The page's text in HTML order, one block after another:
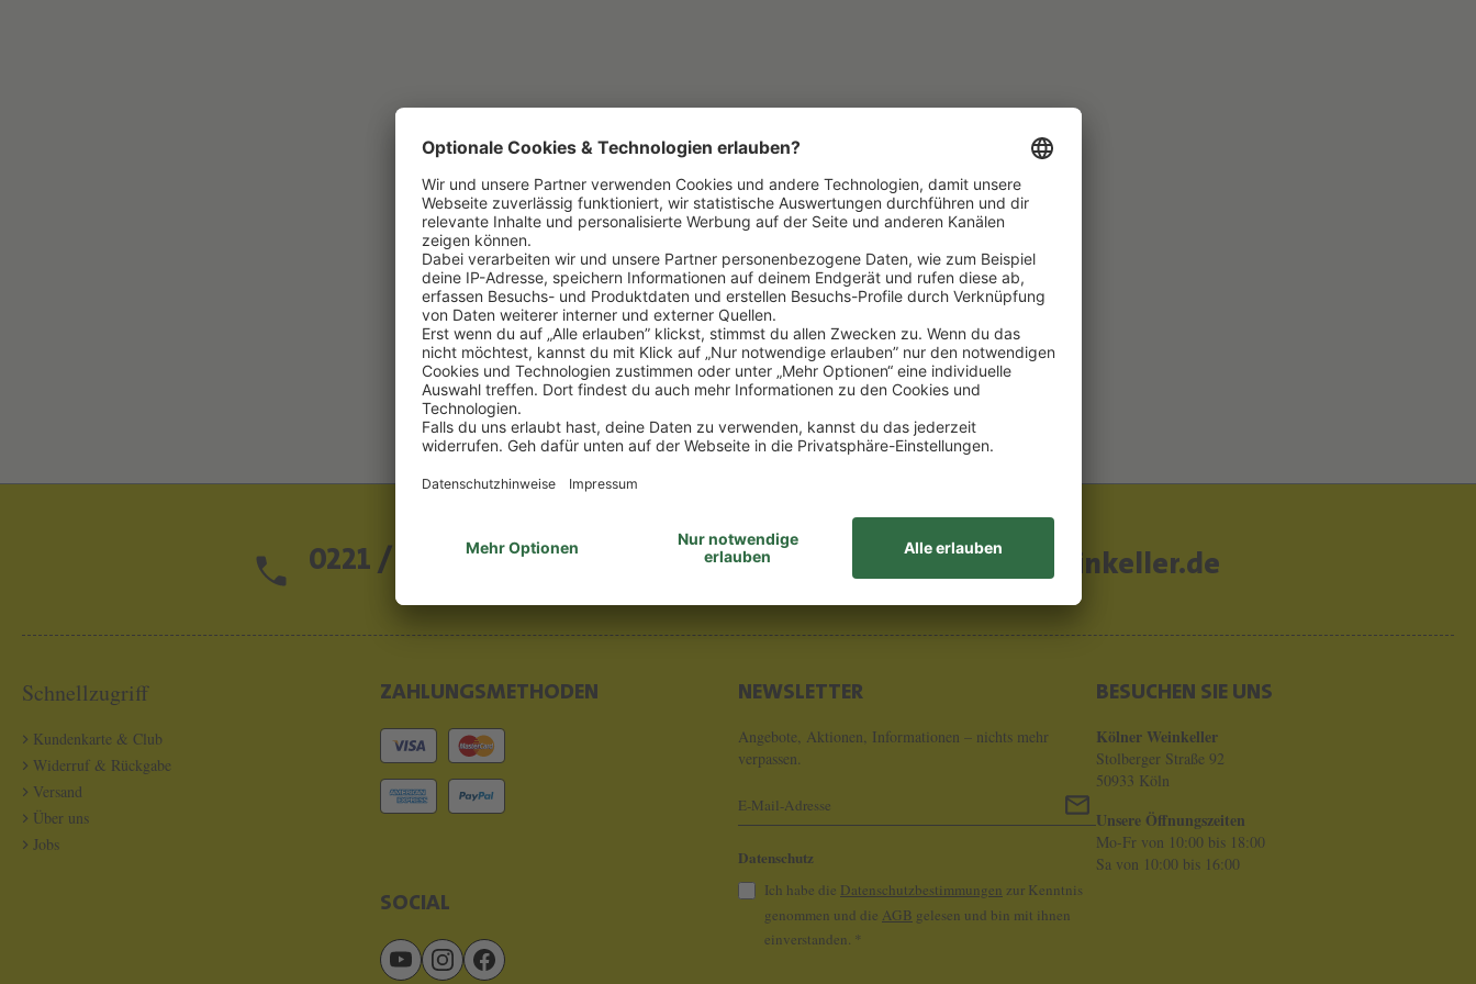
0221 / 13 97 28 - 0 info@koelner-weinkeller.de
Schnellzugriff
Kundenkarte & Club
Widerruf & Rückgabe
Versand
Über uns
Jobs
ZAHLUNGSMETHODEN
SOCIAL
NEWSLETTER
Angebote, Aktionen, Informationen – nichts mehr
verpassen.
Datenschutz
Ich habe die Datenschutzbestimmungen zur Kenntnis
genommen und die AGB gelesen und bin mit ihnen
einverstanden. *
BESUCHEN SIE UNS
Kölner Weinkeller
Stolberger Straße 92
50933 Köln
Unsere Öffnungszeiten
Mo-Fr von 10:00 bis 18:00
Sa von 10:00 bis 16:00